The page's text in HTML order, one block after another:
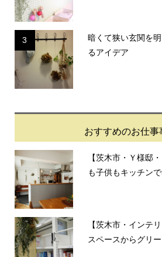
3
暗くて狭い玄関を
るアイデア
おすすめのお仕事
【茨木市・Ｙ様邸
も子供もキッチン
【茨木市・インテ
スペースからグリ